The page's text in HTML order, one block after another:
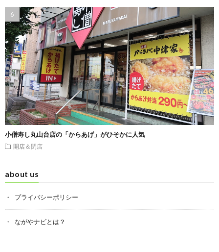
小僧寿し丸山台店の「からあげ」がひそかに人気
開店＆閉店
about us
プライバシーポリシー
ながやナビとは？